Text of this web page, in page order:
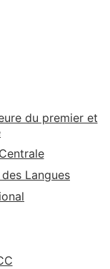
du premier et
Langues